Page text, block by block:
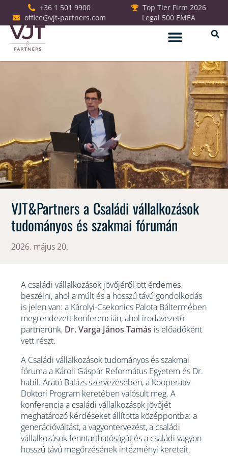
+36 1 501 9900
office@vjt-partners.com
Top Tier Firm 2026
Legal 500 EMEA
VJT&Partners a Családi vállalkozások
tudományos és szakmai fórumán
2026. május 20.
A családi vállalkozások jövőjéről ott érdemes
beszélni, ahol a múlt és a hosszú távú gondolkodás
is jelen van: a Károlyi-Csekonics Palota Báltermében
megrendezett konferencián, ahol irodavezető
partnerünk, Dr. Varga János Tamás is előadóként
vett részt.
A Családi vállalkozások tudományos és szakmai
fóruma a Károli Gáspár Református Egyetem és Dr.
habil. Arató Balázs szervezésében, a Kooperatív
Doktori Program keretében valósult meg. A
konferencia a családi vállalkozások jövőjét
meghatározó kérdéseket állította középpontba: a
generációváltást, a vagyontervezést, a családi
vállalkozások fenntarthatóságát és a családi vagyon
hosszú távú megőrzésének intézményi kereteit.